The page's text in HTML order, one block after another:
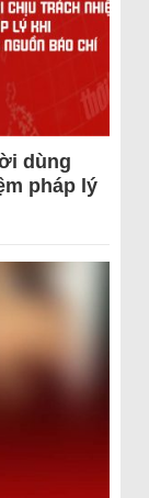
dùng
pháp lý